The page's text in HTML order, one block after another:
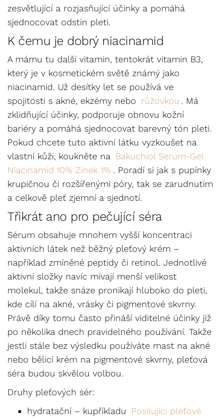
zesvětlující a rozjasňující účinky a pomáhá
sjednocovat odstín pleti.
K čemu je dobrý niacinamid
A mámu tu další vitamin, tentokrát vitamin B3,
který je v kosmetickém světě známý jako
niacinamid. Už desítky let se používá ve
spojitosti s akné, ekzémy nebo růžovkou . Má
zklidňující účinky, podporuje obnovu kožní
bariéry a pomáhá sjednocovat barevný tón pleti.
Pokud chcete tuto aktivní látku vyzkoušet na
vlastní kůži, koukněte na
Bakuchiol Serum-Gel
Niacinamid 10% Zinek 1% . Poradí si jak s pupínky
krupičnou či rozšířenými póry, tak se zarudnutím
a celkově pleť zjemní a sjednotí.
Třikrát ano pro pečující séra
Sérum obsahuje mnohem vyšší koncentraci
aktivních látek než běžný pleťový krém –
například zmíněné peptidy či retinol. Jednotlivé
aktivní složky navíc mívají menší velikost
molekul, takže snáze pronikají hluboko do pleti,
kde cílí na akné, vrásky či pigmentové skvrny.
Právě díky tomu často přináší viditelné účinky již
po několika dnech pravidelného používání. Takže
jestli stále bez výsledku používáte mast na akné
nebo bělicí krém na pigmentové skvrny, pleťová
séra budou skvělou volbou.
Druhy pleťových sér:
hydratační – kupříkladu
Posilující pleťové